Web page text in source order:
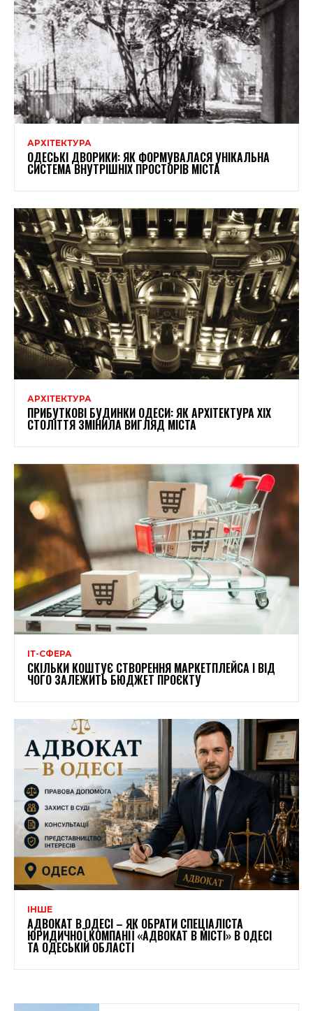
АРХІТЕКТУРА
ОДЕСЬКІ ДВОРИКИ: ЯК ФОРМУВАЛАСЯ УНІКАЛЬНА
СИСТЕМА ВНУТРІШНІХ ПРОСТОРІВ МІСТА
АРХІТЕКТУРА
ПРИБУТКОВІ БУДИНКИ ОДЕСИ: ЯК АРХІТЕКТУРА XIX
СТОЛІТТЯ ЗМІНИЛА ВИГЛЯД МІСТА
ІТ-СФЕРА
СКІЛЬКИ КОШТУЄ СТВОРЕННЯ МАРКЕТПЛЕЙСА І ВІД
ЧОГО ЗАЛЕЖИТЬ БЮДЖЕТ ПРОЄКТУ
ІНШЕ
АДВОКАТ В ОДЕСІ – ЯК ОБРАТИ СПЕЦІАЛІСТА
ЮРИДИЧНОЇ КОМПАНІЇ «АДВОКАТ В МІСТІ» В ОДЕСІ
ТА ОДЕСЬКІЙ ОБЛАСТІ